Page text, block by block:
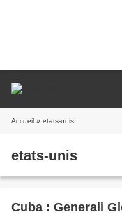
Accueil » etats-unis
etats-unis
Cuba : Generali